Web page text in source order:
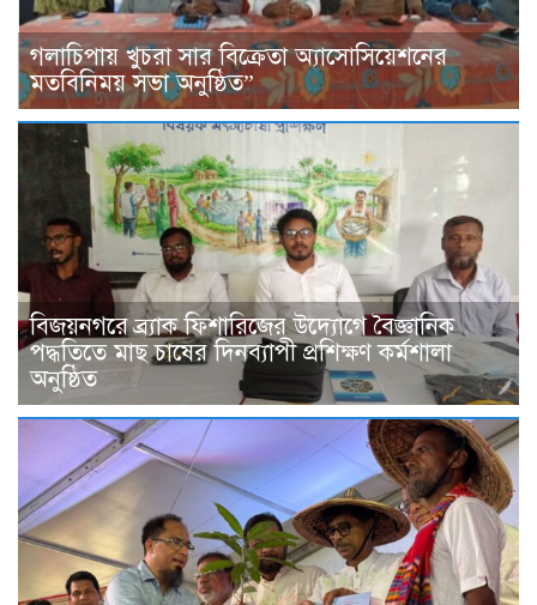
গলাচিপায় খুচরা সার বিক্রেতা অ্যাসোসিয়েশনের
মতবিনিময় সভা অনুষ্ঠিত”
বিজয়নগরে ব্র্যাক ফিশারিজের উদ্যোগে বৈজ্ঞানিক
পদ্ধতিতে মাছ চাষের দিনব্যাপী প্রশিক্ষণ কর্মশালা
অনুষ্ঠিত